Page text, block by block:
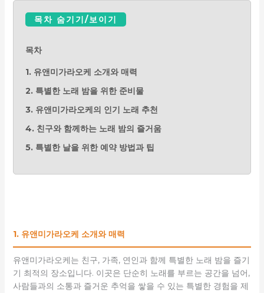
목차 숨기기/보이기
목차
1. 유앤미가라오케 소개와 매력
2. 특별한 노래 밤을 위한 준비물
3. 유앤미가라오케의 인기 노래 추천
4. 친구와 함께하는 노래 밤의 즐거움
5. 특별한 날을 위한 예약 방법과 팁
1. 유앤미가라오케 소개와 매력
유앤미가라오케는 친구, 가족, 연인과 함께 특별한 노래 밤을 즐기
기 최적의 장소입니다. 이곳은 단순히 노래를 부르는 공간을 넘어,
사람들과의 소통과 즐거운 추억을 쌓을 수 있는 특별한 경험을 제